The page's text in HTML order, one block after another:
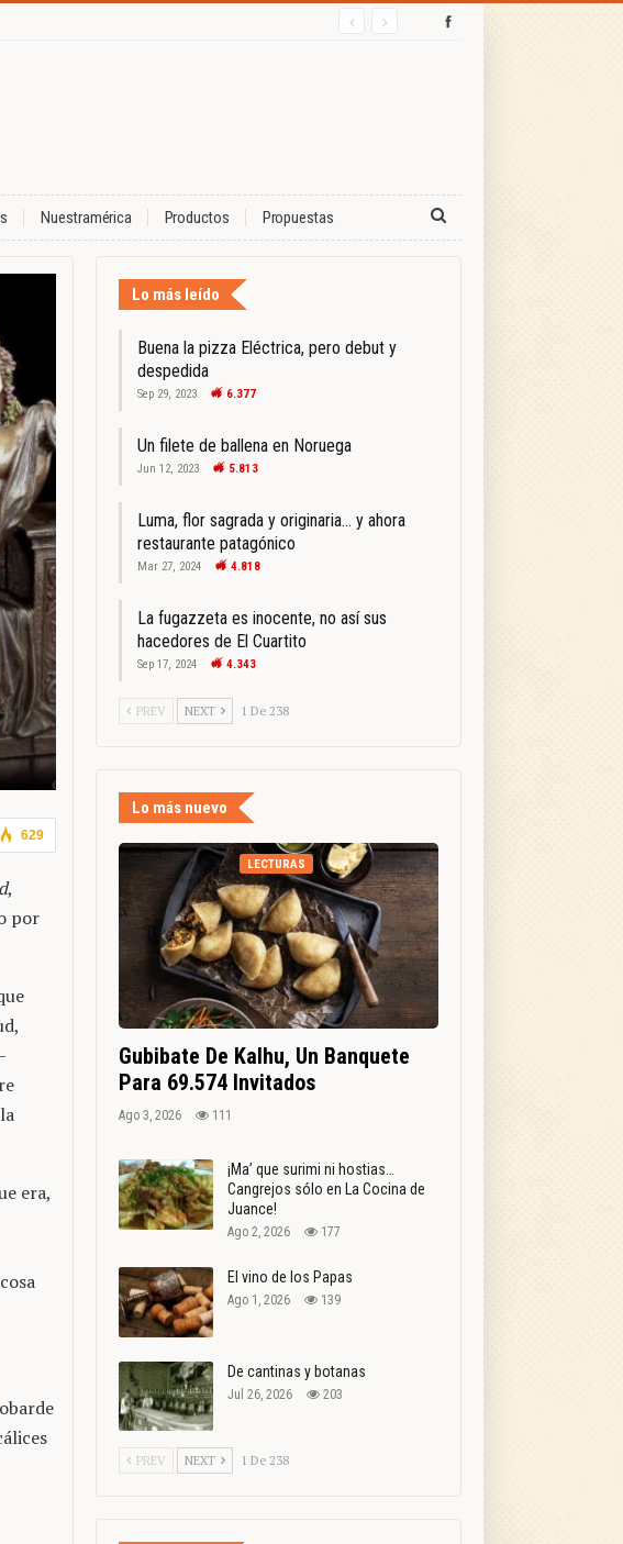
Nuestramérica Productos Propuestas
629
,
por
era,
Lo más leído
Buena la pizza Eléctrica, pero debut y
despedida
Sep 29, 2023 6.377
Un filete de ballena en Noruega
Jun 12, 2023 5.813
Luma, flor sagrada y originaria… y ahora
restaurante patagónico
Mar 27, 2024 4.818
La fugazzeta es inocente, no así sus
hacedores de El Cuartito
Sep 17, 2024 4.343
PREV NEXT 1 De 238
Lo más nuevo
LECTURAS
Gubibate De Kalhu, Un Banquete
Para 69.574 Invitados
Ago 3, 2026 111
¡Ma’ que surimi ni hostias…
Cangrejos sólo en La Cocina de
Juance!
Ago 2, 2026 177
El vino de los Papas
Ago 1, 2026 139
De cantinas y botanas
Jul 26, 2026 203
PREV NEXT 1 De 238